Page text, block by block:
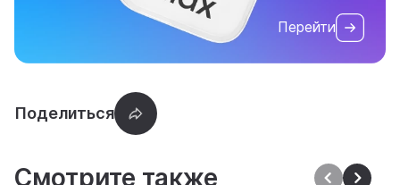
Перейти
Смотрите также